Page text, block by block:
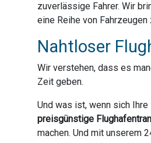
zuverlässige Fahrer. Wir
eine Reihe von
Nahtloser
Wir verstehen, dass es
Zeit geben.
Und was ist, wenn sich Ihre
preisgünstige
machen. Und mit unserem